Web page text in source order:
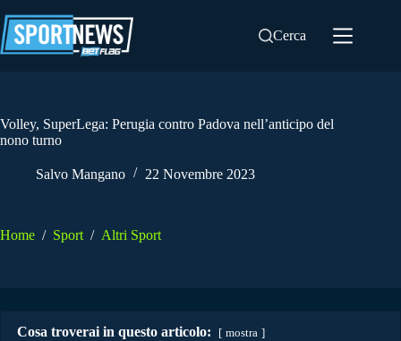
al
contenuto
Cerca
Volley, SuperLega: Perugia contro Padova nell’anticipo del
nono turno
Salvo Mangano 22 Novembre 2023
Home / Sport / Altri Sport
Cosa troverai in questo articolo: mostra